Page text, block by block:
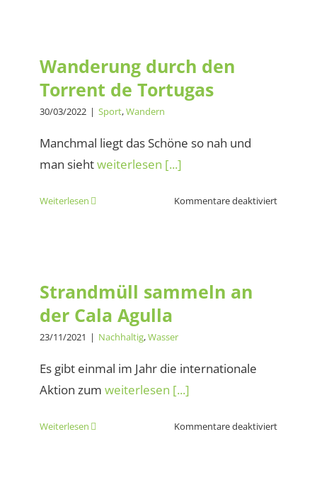
Wanderung durch den
Torrent de Tortugas
30/03/2022 | Sport,Wandern
Manchmal liegt das Schöne so nah und
man siehtweiterlesen [...]
Weiterlesen Kommentare deaktiviertfür
Cala Agulla
Strandmüll sammeln an
der Cala Agulla
23/11/2021 | Nachhaltig,Wasser
Es gibt einmal im Jahr die internationale
Aktion zum weiterlesen [...]
Weiterlesen Kommentare deaktiviertfür